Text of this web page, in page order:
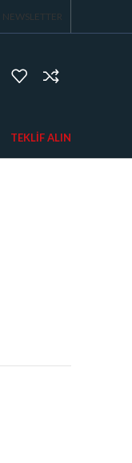
NEWSLETTER
TEKLIF ALIN